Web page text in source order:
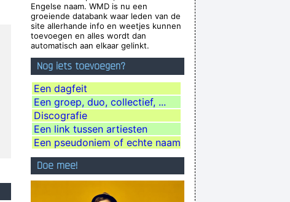
or disapproval that means anything.~ Agneta
Fältskog
are not musical and that way cut yourself
off from a good deal of experience.
I demand, Take me as I am~ Dream Theater
is your love? I really need to learn.~ Bee Gees
Because I Thought That Was A Very
Interest And Shock Waves~ Annie Lennox
Company rejecting the Beatles, 1962...
Ces't le ton qui fait la music~ Rue Rapide
happened, and vice versa.
Engelse naam. WMD is nu een
groeiende databank waar leden van de
site allerhande info en weetjes kunnen
toevoegen en alles wordt dan
automatisch aan elkaar gelinkt.
Nog iets toevoegen?
Een dagfeit
Een groep, duo, collectief, ...
Discografie
Een link tussen artiesten
Een pseudoniem of echte naam
Doe mee!